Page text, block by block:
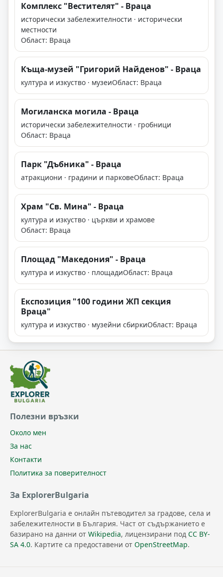
Комплекс "Вестителят" - Враца
исторически забележителности · исторически
местности
Област: Враца
Къща-музей "Григорий Найденов" - Враца
култура и изкуство · музеиОбласт: Враца
Могиланска могила - Враца
исторически забележителности · гробници
Област: Враца
Парк "Дъбника" - Враца
атракциони · градини и парковеОбласт: Враца
Храм "Св. Мина" - Враца
култура и изкуство · църкви и храмове
Област: Враца
Площад "Македония" - Враца
култура и изкуство · площадиОбласт: Враца
Експозиция "100 години ЖП секция
Враца"
култура и изкуство · музейни сбиркиОбласт: Враца
Полезни връзки
Около мен
За нас
Контакти
Политика за поверителност
За ExplorerBulgaria
ExplorerBulgaria е онлайн пътеводител за градове, села и
забележителности в България. Част от съдържанието е
базирано на данни от Wikipedia, лицензирани под CC BY-
SA 4.0. Картите са предоставени от OpenStreetMap.